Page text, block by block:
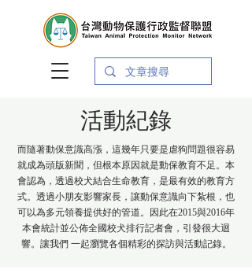
活動紀錄
而隨著動保意識高漲，這幾年只要是虐狗問題很容易
就成為頭版新聞，但根本原因就是動保教育不足。本
會認為，透過校犬結合生命教育，是最有效的教育方
式。透過小朋友影響家長，讓動保意識向下紮根，也
可以為多元領養提供好的管道。因此在2015與2016年
本會統計並公佈全國校犬排行記者會，引發很大迴
響。讓我們 一起瀏覽各個精彩的探訪與活動記錄。